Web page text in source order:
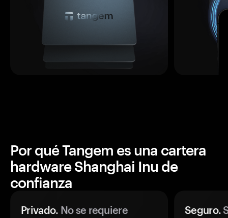
Por qué Tangem es una cartera
hardware Shanghai Inu de
confianza
Privado. No se requiere
Seguro.